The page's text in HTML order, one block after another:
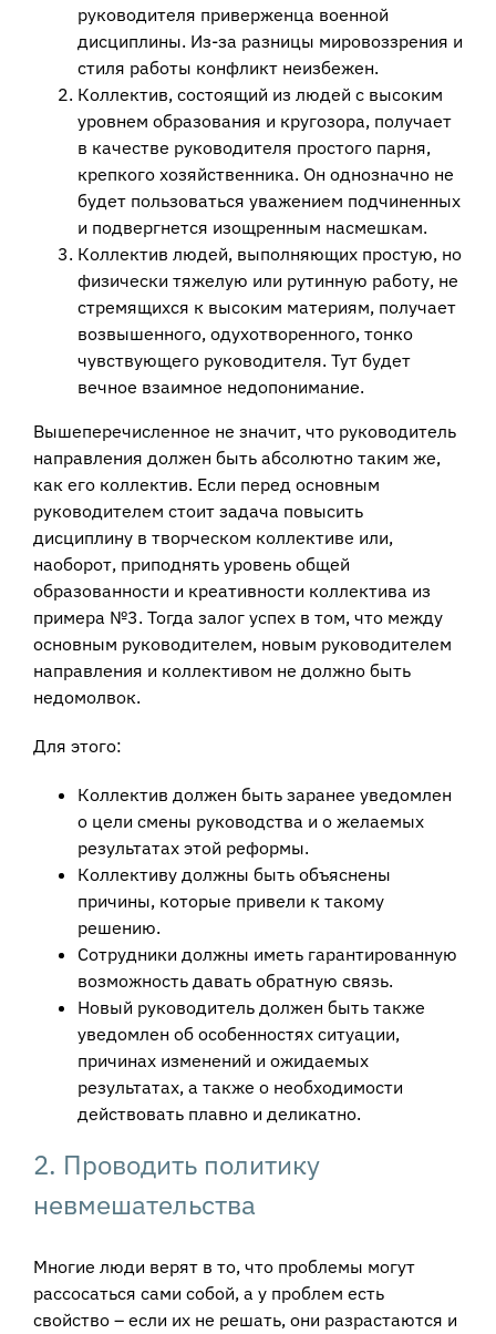
руководителя приверженца военной
дисциплины. Из-за разницы мировоззрения и
стиля работы конфликт неизбежен.
Коллектив, состоящий из людей с высоким
уровнем образования и кругозора, получает
в качестве руководителя простого парня,
крепкого хозяйственника. Он однозначно не
будет пользоваться уважением подчиненных
и подвергнется изощренным насмешкам.
Коллектив людей, выполняющих простую, но
физически тяжелую или рутинную работу, не
стремящихся к высоким материям, получает
возвышенного, одухотворенного, тонко
чувствующего руководителя. Тут будет
вечное взаимное недопонимание.
Вышеперечисленное не значит, что руководитель
направления должен быть абсолютно таким же,
как его коллектив. Если перед основным
руководителем стоит задача повысить
дисциплину в творческом коллективе или,
наоборот, приподнять уровень общей
образованности и креативности коллектива из
примера №3. Тогда залог успех в том, что между
основным руководителем, новым руководителем
направления и коллективом не должно быть
недомолвок.
Для этого:
Коллектив должен быть заранее уведомлен
о цели смены руководства и о желаемых
результатах этой реформы.
Коллективу должны быть объяснены
причины, которые привели к такому
решению.
Сотрудники должны иметь гарантированную
возможность давать обратную связь.
Новый руководитель должен быть также
уведомлен об особенностях ситуации,
причинах изменений и ожидаемых
результатах, а также о необходимости
действовать плавно и деликатно.
2. Проводить политику
невмешательства
Многие люди верят в то, что проблемы могут
рассосаться сами собой, а у проблем есть
свойство – если их не решать, они разрастаются и